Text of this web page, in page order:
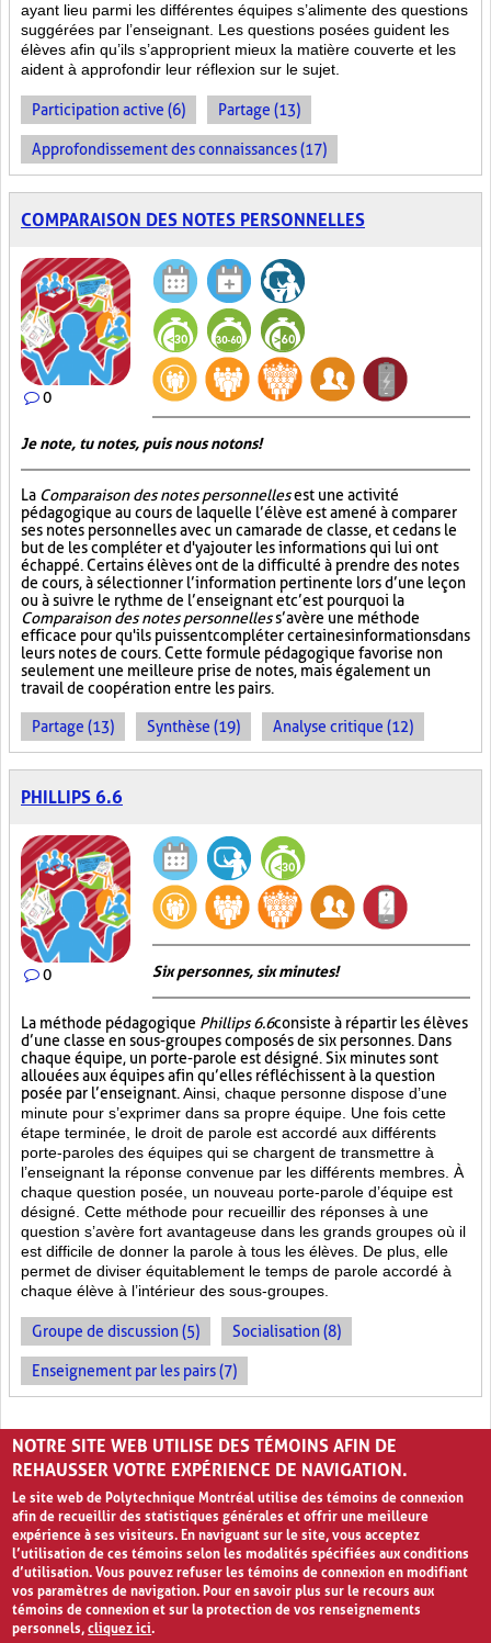
ayant lieu parmi les différentes équipes s’alimente des questions
suggérées par l’enseignant. Les questions posées guident les
élèves afin qu’ils s’approprient mieux la matière couverte et les
aident à approfondir leur réflexion sur le sujet.
Participation active (6) Partage (13)
Approfondissement des connaissances (17)
COMPARAISON DES NOTES PERSONNELLES
0
Je note, tu notes, puis nous notons!
La Comparaison des notes personnellesest une activité
pédagogique au cours de laquelle l’élève est amené à comparer
ses notes personnelles avec un camarade de classe, et ce dans le
but de les compléter et d'y ajouter les informations qui lui ont
échappé. Certains élèves ont de la difficulté à prendre des notes
de cours, à sélectionner l’information pertinente lors d’une leçon
ou à suivre le rythme de l’enseignant et c’est pourquoi la
Comparaison des notes personnelless’avère une méthode
efficace pour qu'ils puissent compléter certaines informations dans
leurs notes de cours. Cette formule pédagogique favorise non
seulement une meilleure prise de notes, mais également un
travail de coopération entre les pairs.
Partage (13) Synthèse (19) Analyse critique (12)
PHILLIPS 6.6
0 Six personnes, six minutes!
La méthode pédagogique Phillips 6.6consiste à répartir les élèves
d’une classe en sous-groupes composés de six personnes. Dans
chaque équipe, un porte-parole est désigné. Six minutes sont
allouées aux équipes afin qu’elles réfléchissent à la question
posée par l’enseignant. Ainsi, chaque personne dispose d’une
minute pour s’exprimer dans sa propre équipe. Une fois cette
étape terminée, le droit de parole est accordé aux différents
porte-paroles des équipes qui se chargent de transmettre à
l’enseignant la réponse convenue par les différents membres. À
chaque question posée, un nouveau porte-parole d’équipe est
désigné. Cette méthode pour recueillir des réponses à une
question s’avère fort avantageuse dans les grands groupes où il
est difficile de donner la parole à tous les élèves. De plus, elle
permet de diviser équitablement le temps de parole accordé à
chaque élève à l’intérieur des sous-groupes.
Groupe de discussion (5) Socialisation (8)
Enseignement par les pairs (7)
PAGES
« ‹ 1 2 3 4 › »
NOTRE SITE WEB UTILISE DES TÉMOINS AFIN DE
REHAUSSER VOTRE EXPÉRIENCE DE NAVIGATION.
Le site web de Polytechnique Montréal utilise des témoins de connexion
afin de recueillir des statistiques générales et offrir une meilleure
expérience à ses visiteurs. En naviguant sur le site, vous acceptez
l’utilisation de ces témoins selon les modalités spécifiées aux conditions
d’utilisation. Vous pouvez refuser les témoins de connexion en modifiant
vos paramètres de navigation. Pour en savoir plus sur le recours aux
témoins de connexion et sur la protection de vos renseignements
personnels,cliquez ici.